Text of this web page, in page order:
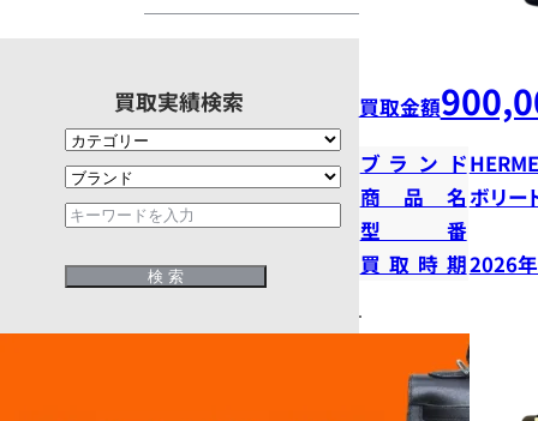
買取実績検索 買取金額
ブランド
商品名ボリー
型番
買取時期2026